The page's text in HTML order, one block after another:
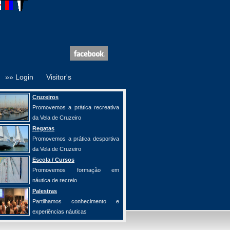
»» Login Visitor's
Cruzeiros
Promovemos a prática recreativa
da Vela de Cruzeiro
Regatas
Promovemos a prática desportiva
da Vela de Cruzeiro
Escola / Cursos
Promovemos formação em
náutica de recreio
Palestras
Partilhamos conhecimento e
experiências náuticas